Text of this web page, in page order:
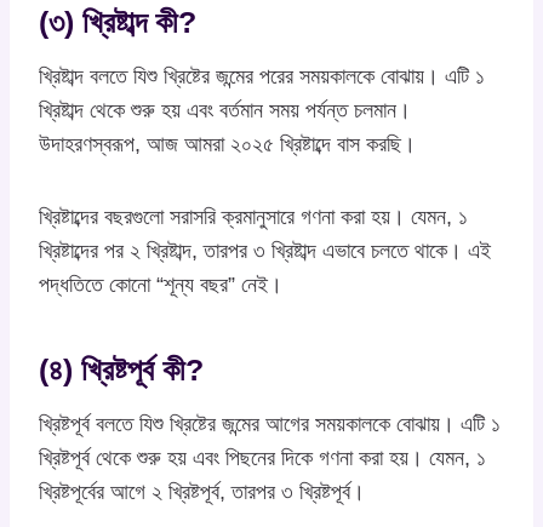
(৩) খ্রিষ্টাব্দ কী?
খ্রিষ্টাব্দ বলতে যিশু খ্রিষ্টের জন্মের পরের সময়কালকে বোঝায়। এটি ১
খ্রিষ্টাব্দ থেকে শুরু হয় এবং বর্তমান সময় পর্যন্ত চলমান।
উদাহরণস্বরূপ, আজ আমরা ২০২৫ খ্রিষ্টাব্দে বাস করছি।
খ্রিষ্টাব্দের বছরগুলো সরাসরি ক্রমানুসারে গণনা করা হয়। যেমন, ১
খ্রিষ্টাব্দের পর ২ খ্রিষ্টাব্দ, তারপর ৩ খ্রিষ্টাব্দ এভাবে চলতে থাকে। এই
পদ্ধতিতে কোনো “শূন্য বছর” নেই।
(৪) খ্রিষ্টপূর্ব কী?
খ্রিষ্টপূর্ব বলতে যিশু খ্রিষ্টের জন্মের আগের সময়কালকে বোঝায়। এটি ১
খ্রিষ্টপূর্ব থেকে শুরু হয় এবং পিছনের দিকে গণনা করা হয়। যেমন, ১
খ্রিষ্টপূর্বের আগে ২ খ্রিষ্টপূর্ব, তারপর ৩ খ্রিষ্টপূর্ব।